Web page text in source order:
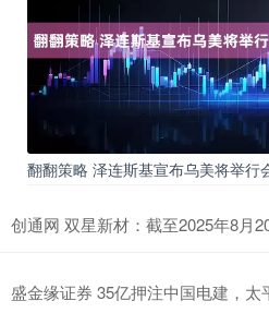
翻翻策略 泽连斯基宣布乌美将举行
创通网 双星新材：截至2025年8月
盛金缘证券 35亿押注中国电建，太